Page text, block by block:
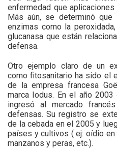
enfermedad que
Más aún, se determinó
enzimas como la
glucanasa que están
defensa.
Otro ejemplo claro de un
como fitosanitario ha sido el
de la empresa francesa
marca Iodus. En el año
ingresó al mercado
defensas. Su registro se
de la cebada en el 2005 y
países y cultivos ( ej: oídio en
manzanos y peras, etc.).